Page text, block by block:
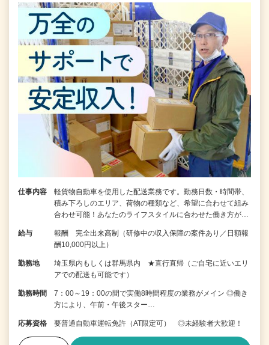
仕事内容
軽貨物自動車を使用した配送業務です。勤務日数・時間帯、
積み下ろしのエリア、荷物の種類など、希望に合わせて組み
合わせ可能！あなたのライフスタイルに合わせた働き方が…
給与
報酬 完全出来高制（研修中の収入保障の案件あり／日額報
酬10,000円以上）
勤務地
埼玉県内もしくは群馬県内 ★直行直帰（ご自宅に近いエリ
アでの配送も可能です）
勤務時間
7：00～19：00の間で実働8時間程度の業務がメイン ◎働き
方により、午前・午後スター…
応募資格 要普通自動車運転免許（AT限定可） ◎未経験者大歓迎！